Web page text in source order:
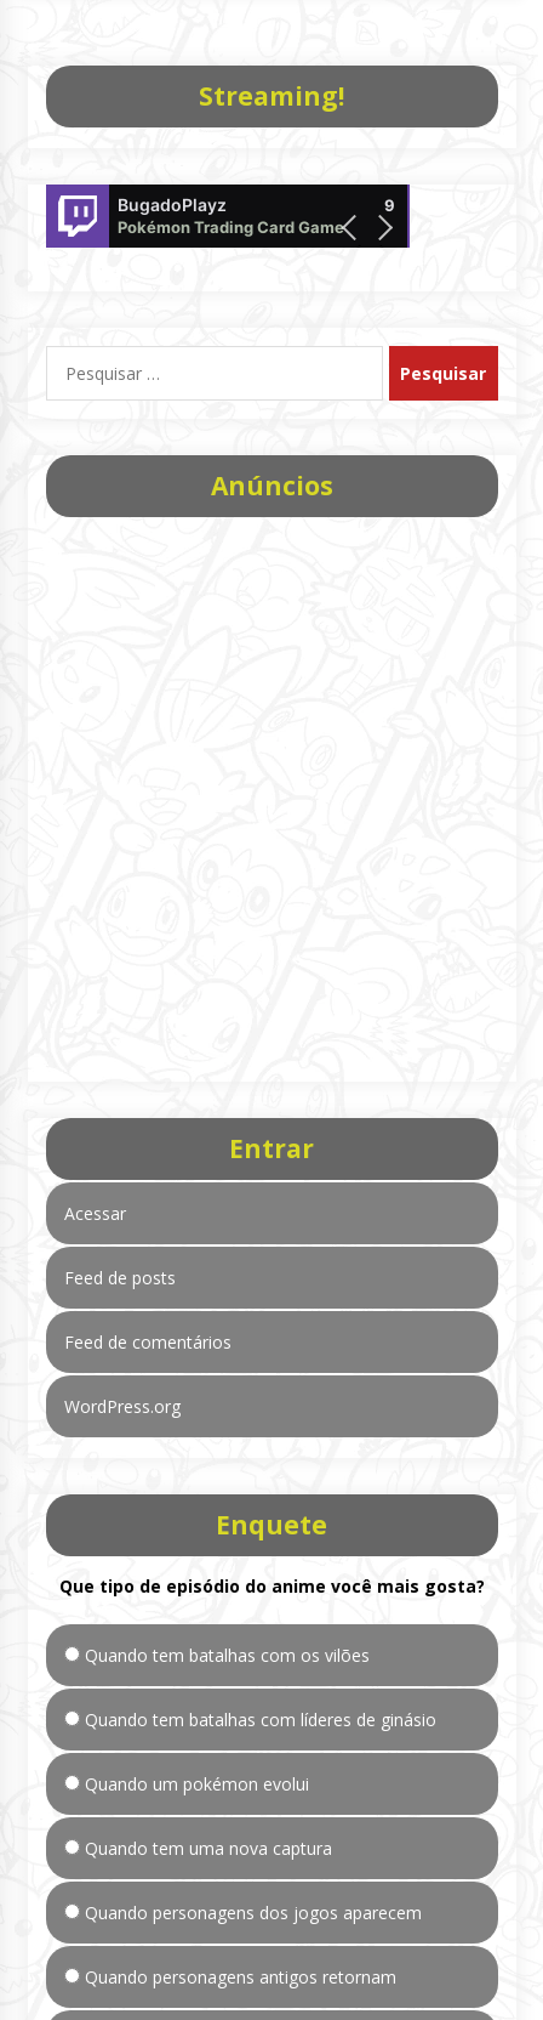
Streaming!
BugadoPlayz
Pokémon Trading Card Game
9
por:
Anúncios
Entrar
Acessar
Feed de posts
Feed de comentários
WordPress.org
Enquete
Que tipo de episódio do anime você mais gosta?
Quando tem batalhas com os vilões
Quando tem batalhas com líderes de ginásio
Quando um pokémon evolui
Quando tem uma nova captura
Quando personagens dos jogos aparecem
Quando personagens antigos retornam